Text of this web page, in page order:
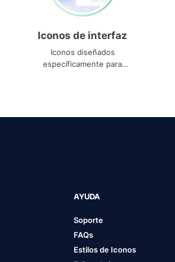
Iconos de interfaz
Iconos diseñados
específicamente para
AYUDA
Soporte
FAQs
Estilos de Iconos